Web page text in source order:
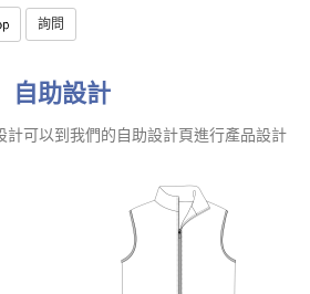
詢問
自助設計
計可以到我們的自助設計頁進行產品設計